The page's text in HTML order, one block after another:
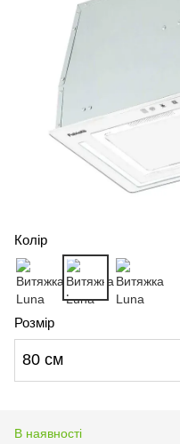
Колір
Розмір
80 см
В наявності